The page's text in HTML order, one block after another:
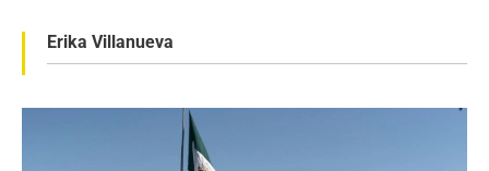
Erika Villanueva